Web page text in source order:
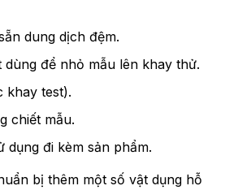
dung dịch đệm.
dùng để nhỏ mẫu lên khay thử.
khay test).
chiết mẫu.
dụng đi kèm sản phẩm.
bị thêm một số vật dụng hỗ